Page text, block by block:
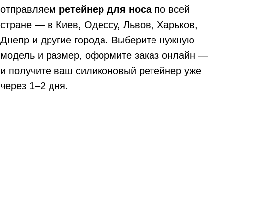
отправляем ретейнер для носапо всей
стране — в Киев, Одессу, Львов, Харьков,
Днепр и другие города. Выберите нужную
модель и размер, оформите заказ онлайн —
и получите ваш силиконовый ретейнер уже
через 1–2 дня.